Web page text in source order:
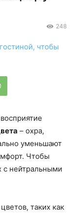
248
– охра,
уменьшают
Чтобы
с нейтральными
таких как